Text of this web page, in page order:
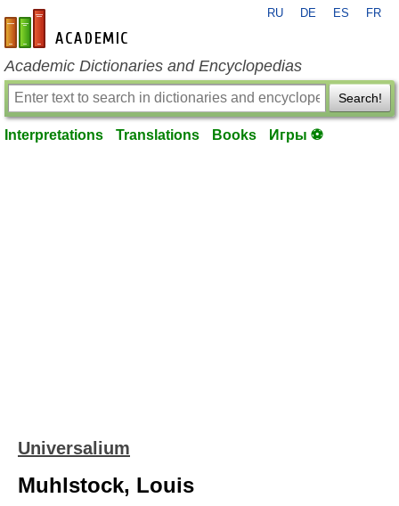
en-academic.com
RU DE ES FR
Academic Dictionaries and Encyclopedias
Search!
Interpretations Translations Books Игры ⚽
Universalium
Muhlstock, Louis